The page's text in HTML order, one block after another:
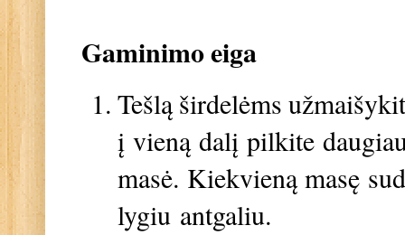
Gaminimo eiga
Tešlą širdelėms
į vieną dalį pilkite
masė. Kiekvieną masę
lygiu antgaliu.